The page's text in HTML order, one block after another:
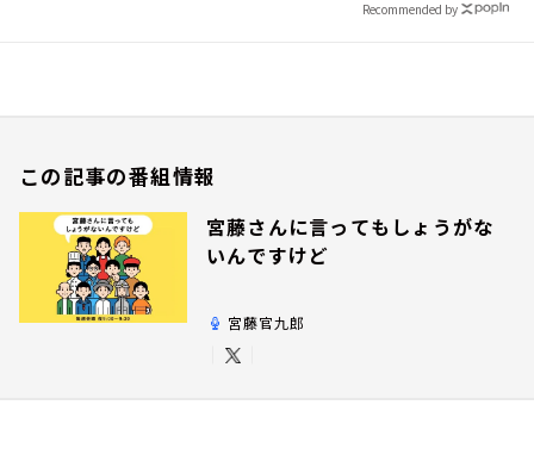
Recommended by
この記事の番組情報
宮藤さんに言ってもしょうがな
いんですけど
宮藤官九郎